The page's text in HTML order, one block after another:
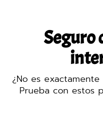
Seguro
¿No es
Prueba con estos